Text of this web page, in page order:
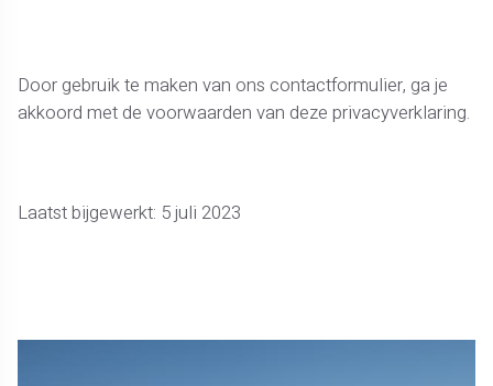
Door gebruik te maken van ons contactformulier, ga je
akkoord met de voorwaarden van deze privacyverklaring.
Laatst bijgewerkt: 5 juli 2023